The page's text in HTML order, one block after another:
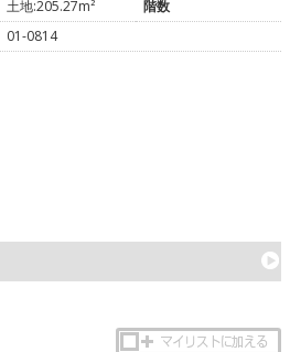
土地:205.27m²
階数
01-0814